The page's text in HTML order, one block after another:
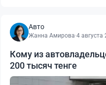
Авто
Жанна Амирова·4 августа
Кому из
200 тысяч тенге